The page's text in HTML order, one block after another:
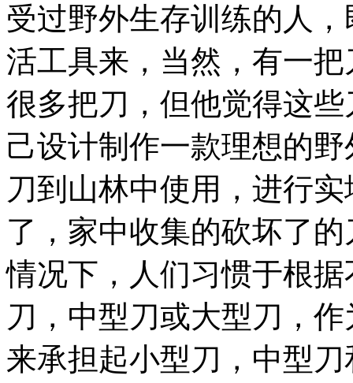
受过野外生存训练的人
活工具来，当然，有一
很多把刀，但他觉得这
己设计制作一款理想的
刀到山林中使用，进行
了，家中收集的砍坏了
情况下，人们习惯于根
刀，中型刀或大型刀，
来承担起小型刀，中型